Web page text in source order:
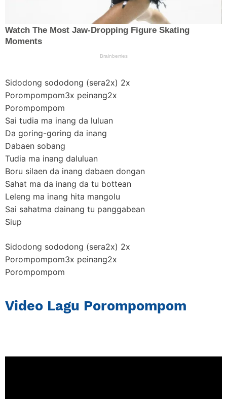
Sidodong sododong (sera2x) 2x
Porompompom3x peinang2x
Porompompom
Sai tudia ma inang da luluan
Da goring-goring da inang
Dabaen sobang
Tudia ma inang daluluan
Boru silaen da inang dabaen dongan
Sahat ma da inang da tu bottean
Leleng ma inang hita mangolu
Sai sahatma dainang tu panggabean
Siup
Sidodong sododong (sera2x) 2x
Porompompom3x peinang2x
Porompompom
Video Lagu Porompompom